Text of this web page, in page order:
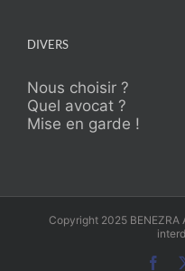
DIVERS
Nous choisir ?
Quel avocat ?
Mise en garde !
Copyright 2025 BENEZRA